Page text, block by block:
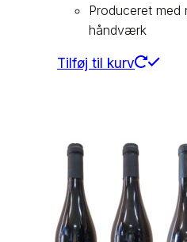
Produceret med
håndværk
Tilføj til kurv